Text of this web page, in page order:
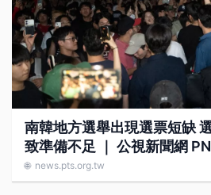
南韓地方選舉出現選票短缺
致準備不足 ｜ 公視新聞網
🌐 news.pts.org.tw